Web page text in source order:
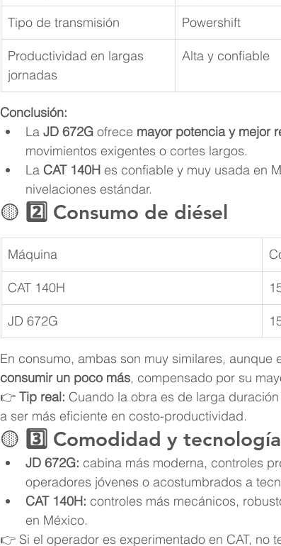
Tipo de transmisión Powershift
Productividad en largas
jornadas
Alta y confiable
Conclusión:
La JD 672G ofrece mayor potencia y mejor
movimientos exigentes o cortes largos.
La CAT 140H es confiable y muy usada en
nivelaciones estándar.
🟡 2️⃣ Consumo de diésel
Máquina
CAT 140H
JD 672G
En consumo, ambas son muy similares, aunque
consumir un poco más, compensado por su
👉 Tip real: Cuando la obra es de larga
a ser más eficiente en costo-productividad.
🟡 3️⃣ Comodidad y
JD 672G: cabina más moderna, controles
operadores jóvenes o acostumbrados a
CAT 140H: controles más mecánicos,
en México.
👉 Si el operador es experimentado en CAT, no